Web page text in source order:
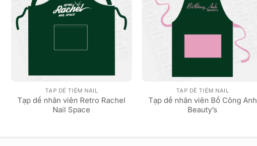
TẠP DỀ TIỆM NAIL
Tạp dề nhân viên Retro Rachel
Nail Space
TẠP DỀ TIỆM NAIL
Tạp dề nhân viên Bồ Công Anh
Beauty’s